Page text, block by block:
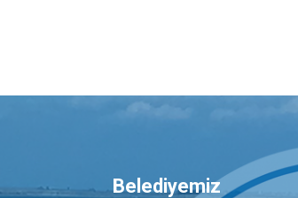
Belediyemiz